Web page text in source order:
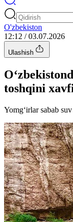
O'zbekiston
12:12 / 03.07.2026
Ulashish
toshqini
Yomg‘irlar sabab